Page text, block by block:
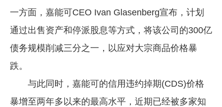
一方面，嘉能可CEO Ivan Glasenberg宣布，计划
通过出售资产和停派股息等方式，将该公司的300亿
债务规模削减三分之一，以应对大宗商品价格暴
跌。
与此同时，嘉能可的信用违约掉期(CDS)价格
暴增至两年多以来的最高水平，近期已经被多家知